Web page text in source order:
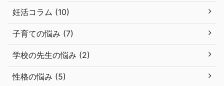
妊活コラム (10)
子育ての悩み (7)
学校の先生の悩み (2)
性格の悩み (5)